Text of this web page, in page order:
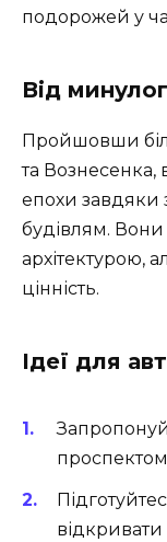
подорожей у
Від
Пройшовши
та Вознесенка,
епохи
будівлям.
архітектурою,
цінність.
Ідеї для
відкривати